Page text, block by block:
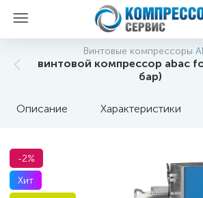
Винтовые компрессоры
винтовой компрессор abac
бар)
Описание Характеристики
-2%
Хит